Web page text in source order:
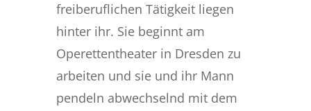
freiberuflichen Tätigkeit liegen
hinter ihr. Sie beginnt am
Operettentheater in Dresden zu
arbeiten und sie und ihr Mann
pendeln abwechselnd mit dem